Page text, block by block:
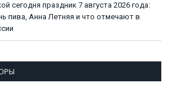
сегодня праздник 7 августа 2026 года:
пива, Анна Летняя и что отмечают в